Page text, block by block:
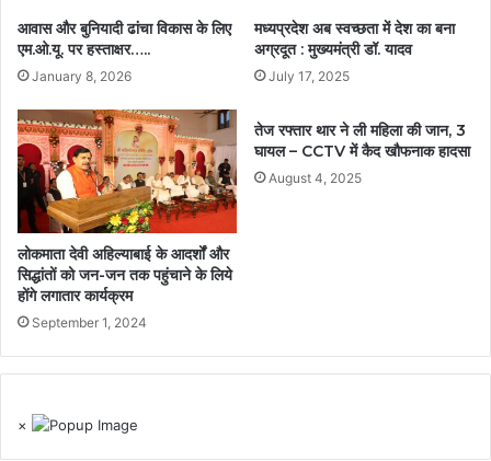
आवास और बुनियादी ढांचा विकास के लिए
एम.ओ.यू. पर हस्ताक्षर…..
January 8, 2026
मध्यप्रदेश अब स्वच्छता में देश का बना
अग्रदूत : मुख्यमंत्री डॉ. यादव
July 17, 2025
लोकमाता देवी अहिल्याबाई के आदर्शों और
सिद्धांतों को जन-जन तक पहुंचाने के लिये
होंगे लगातार कार्यक्रम
September 1, 2024
तेज रफ्तार थार ने ली महिला की जान, 3
घायल – CCTV में कैद खौफनाक हादसा
August 4, 2025
×